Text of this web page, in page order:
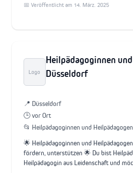
📅 Veröffentlicht am 14. März. 2025
Logo
Heilpädagoginnen
Düsseldorf
📍 Düsseldorf
🕒 vor Ort
📂 Heilpädagoginnen und Heilpädagogen
🌟 Heilpädagoginnen und
fördern, unterstützen 🌟 Du bist
Heilpädagogin aus Leidenschaft und